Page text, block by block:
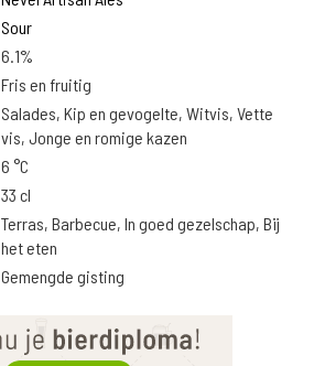
Sour
6.1%
Fris en fruitig
Salades, Kip en gevogelte, Witvis, Vette
vis, Jonge en romige kazen
6 °C
33 cl
Terras, Barbecue, In goed gezelschap, Bij
het eten
Gemengde gisting